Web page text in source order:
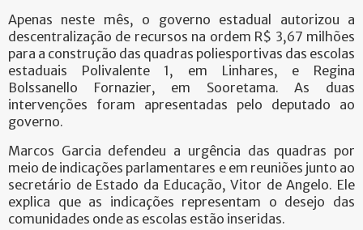
Apenas neste mês, o governo estadual autorizou a
descentralização de recursos na ordem R$ 3,67 milhões
para a construção das quadras poliesportivas das escolas
estaduais Polivalente 1, em Linhares, e Regina
Bolssanello Fornazier, em Sooretama. As duas
intervenções foram apresentadas pelo deputado ao
governo.
Marcos Garcia defendeu a urgência das quadras por
meio de indicações parlamentares e em reuniões junto ao
secretário de Estado da Educação, Vitor de Angelo. Ele
explica que as indicações representam o desejo das
comunidades onde as escolas estão inseridas.